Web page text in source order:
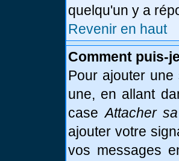
quelqu'un y a
Revenir en haut
Comment puis-
Pour ajouter
une, en allant
caseAttacher
ajouter votre
vos messages